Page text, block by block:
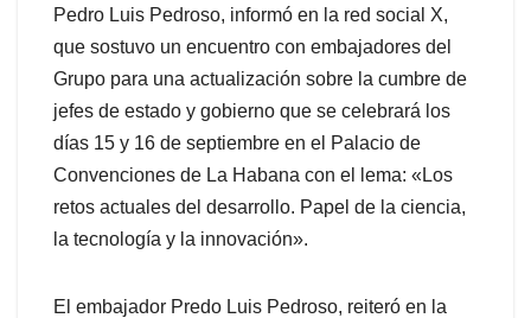
Pedro Luis Pedroso, informó en la red social X,
que sostuvo un encuentro con embajadores del
Grupo para una actualización sobre la cumbre de
jefes de estado y gobierno que se celebrará los
días 15 y 16 de septiembre en el Palacio de
Convenciones de La Habana con el lema: «Los
retos actuales del desarrollo. Papel de la ciencia,
la tecnología y la innovación».
El embajador Predo Luis Pedroso, reiteró en la